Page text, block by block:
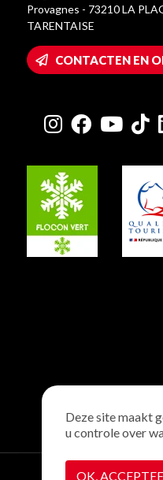
Provagnes - 73210 LA
TARENTAISE
CONTACTEN EN
Deze site maakt
u controle over
OK,